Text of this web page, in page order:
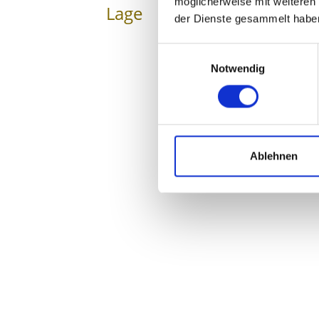
der Dienste gesammelt
Notwendig
Ablehnen
Lage Impressionen